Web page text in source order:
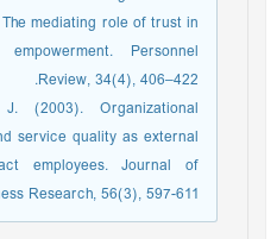
The mediating role of trust in
Personnel
Review, 34(4), 406–422.
(2003). Organizational
service quality as external
employees. Journal of
Research, 56(3), 597-611.